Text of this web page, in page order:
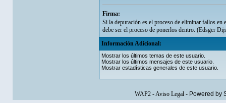
Firma:
Si la depuración es el proceso de eliminar fallos en
debe ser el proceso de ponerlos dentro. (Edsger
Información Adicional:
Mostrar los últimos temas de este usuario.
Mostrar los últimos mensajes de este usuario.
Mostrar estadísticas generales de este usuario.
WAP2-Aviso Legal- Powered by